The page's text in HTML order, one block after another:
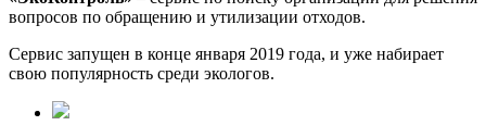
вопросов по обращению и утилизации отходов.
Сервис запущен в конце января 2019 года, и уже набирает
свою популярность среди экологов.